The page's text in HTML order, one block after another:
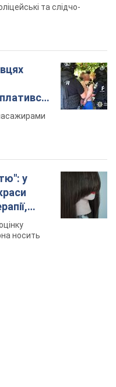
та слідчо-
у
носить